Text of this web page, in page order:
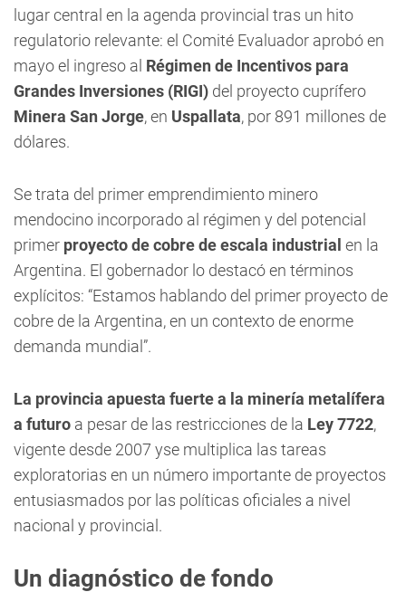
lugar central en la agenda provincial tras un hito
regulatorio relevante: el Comité Evaluador aprobó en
mayo el ingreso al Régimen de Incentivos para
Grandes Inversiones (RIGI) del proyecto cuprífero
Minera San Jorge, en Uspallata, por 891 millones de
dólares.
Se trata del primer emprendimiento minero
mendocino incorporado al régimen y del potencial
primer proyecto de cobre de escala industrial en la
Argentina. El gobernador lo destacó en términos
explícitos: “Estamos hablando del primer proyecto de
cobre de la Argentina, en un contexto de enorme
demanda mundial”.
La provincia apuesta fuerte a la minería metalífera
a futuro a pesar de las restricciones de la Ley 7722,
vigente desde 2007 yse multiplica las tareas
exploratorias en un número importante de proyectos
entusiasmados por las políticas oficiales a nivel
nacional y provincial.
Un diagnóstico de fondo